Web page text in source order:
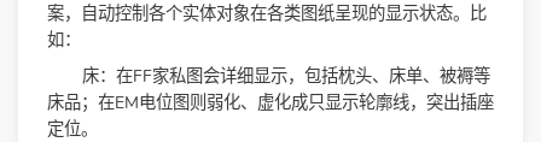
案，自动控制各个实体对象在各类图纸呈现的显示状态。比
如：
床：在FF家私图会详细显示，包括枕头、床单、被褥等
床品；在EM电位图则弱化、虚化成只显示轮廓线，突出插座
定位。